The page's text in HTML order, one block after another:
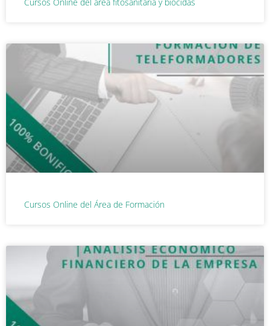
Cursos Online del Área de Formación